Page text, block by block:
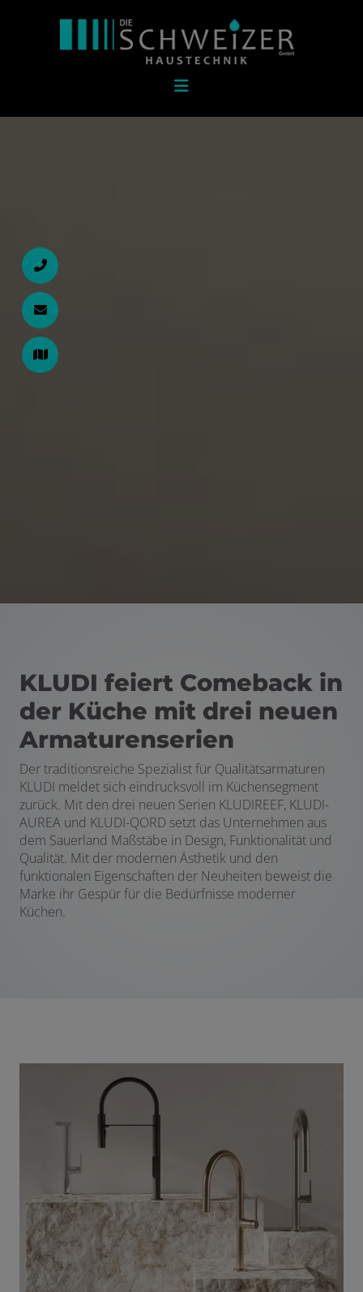
KLUDI feiert Comeback in
der Küche mit drei neuen
Armaturenserien
Der traditionsreiche Spezialist für Qualitätsarmaturen
KLUDI meldet sich eindrucksvoll im Küchensegment
zurück. Mit den drei neuen Serien KLUDIREEF, KLUDI-
AUREA und KLUDI-QORD setzt das Unternehmen aus
dem Sauerland Maßstäbe in Design, Funktionalität und
Qualität. Mit der modernen Ästhetik und den
funktionalen Eigenschaften der Neuheiten beweist die
Marke ihr Gespür für die Bedürfnisse moderner
Küchen.